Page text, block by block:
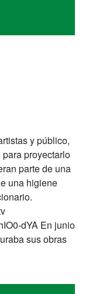
y público,
proyectarlo
parte de una
una higiene
dYA En junio
sus obras